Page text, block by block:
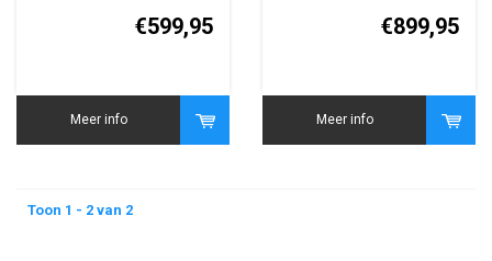
€599,95
Meer info
€899,95
Meer info
Toon 1 - 2 van 2